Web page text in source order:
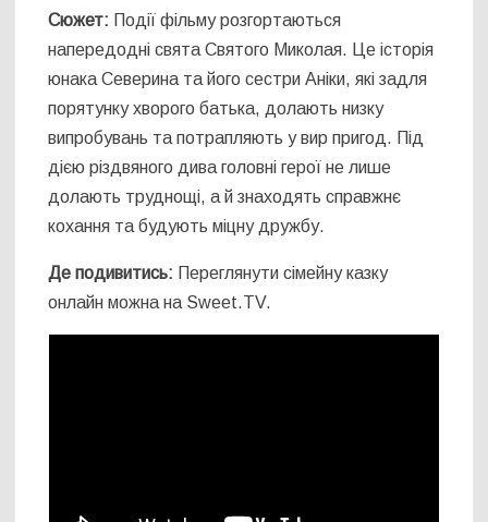
Сюжет:
Події фільму розгортаються
напередодні свята Святого Миколая. Це історія
юнака Северина та його сестри Аніки, які задля
порятунку хворого батька, долають низку
випробувань та потрапляють у вир пригод. Під
дією різдвяного дива головні герої не лише
долають труднощі, а й знаходять справжнє
кохання та будують міцну дружбу.
Де подивитись:
Переглянути сімейну казку
онлайн можна на Sweet.TV.